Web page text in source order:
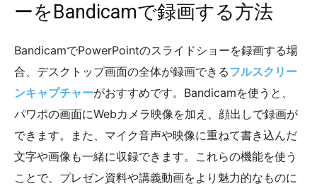
ーをBandicamで録画する方法
BandicamでPowerPointのスライドショーを録画する場
合、デスクトップ画面の全体が録画できるフルスクリー
ンキャプチャーがおすすめです。Bandicamを使うと、
パワポの画面にWebカメラ映像を加え、顔出しで録画が
できます。また、マイク音声や映像に重ねて書き込んだ
文字や画像も一緒に収録できます。これらの機能を使う
ことで、プレゼン資料や講義動画をより魅力的なものに